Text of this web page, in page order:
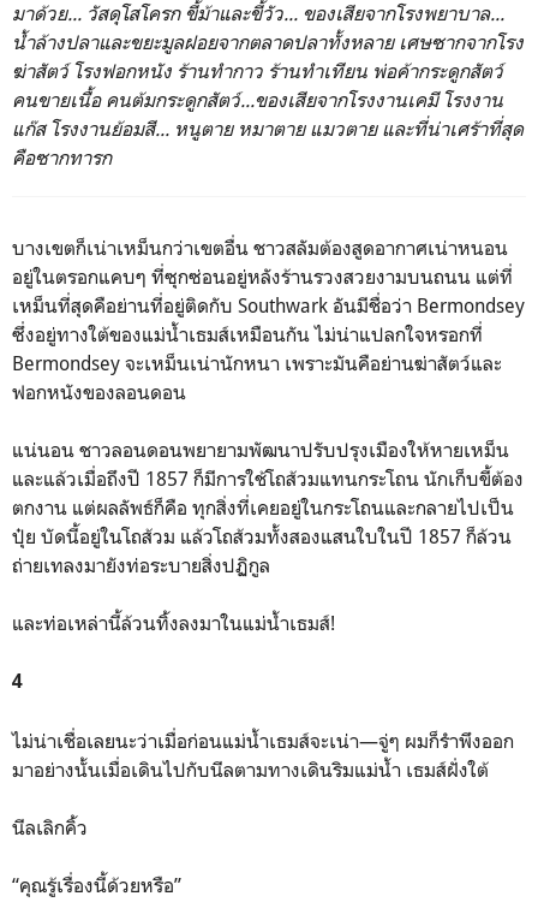
มาด้วย... วัสดุโสโครก ขี้ม้าและขี้วัว... ของเสียจากโรงพยาบาล...
น้ำล้างปลาและขยะมูลฝอยจากตลาดปลาทั้งหลาย เศษซากจากโรง
ฆ่าสัตว์ โรงฟอกหนัง ร้านทำกาว ร้านทำเทียน พ่อค้ากระดูกสัตว์
คนขายเนื้อ คนต้มกระดูกสัตว์...ของเสียจากโรงงานเคมี โรงงาน
แก๊ส โรงงานย้อมสี... หนูตาย หมาตาย แมวตาย และที่น่าเศร้าที่สุด
คือซากทารก
บางเขตก็เน่าเหม็นกว่าเขตอื่น ชาวสลัมต้องสูดอากาศเน่าหนอน
อยู่ในตรอกแคบๆ ที่ซุกซ่อนอยู่หลังร้านรวงสวยงามบนถนน แต่ที่
เหม็นที่สุดคือย่านที่อยู่ติดกับ Southwark อันมีชื่อว่า Bermondsey
ซึ่งอยู่ทางใต้ของแม่น้ำเธมส์เหมือนกัน ไม่น่าแปลกใจหรอกที่
Bermondsey จะเหม็นเน่านักหนา เพราะมันคือย่านฆ่าสัตว์และ
ฟอกหนังของลอนดอน
แน่นอน ชาวลอนดอนพยายามพัฒนาปรับปรุงเมืองให้หายเหม็น
และแล้วเมื่อถึงปี 1857 ก็มีการใช้โถส้วมแทนกระโถน นักเก็บขี้ต้อง
ตกงาน แต่ผลลัพธ์ก็คือ ทุกสิ่งที่เคยอยู่ในกระโถนและกลายไปเป็น
ปุ๋ย บัดนี้อยู่ในโถส้วม แล้วโถส้วมทั้งสองแสนใบในปี 1857 ก็ล้วน
ถ่ายเทลงมายังท่อระบายสิ่งปฏิกูล
และท่อเหล่านี้ล้วนทิ้งลงมาในแม่น้ำเธมส์!
4
ไม่น่าเชื่อเลยนะว่าเมื่อก่อนแม่น้ำเธมส์จะเน่า—จู่ๆ ผมก็รำพึงออก
มาอย่างนั้นเมื่อเดินไปกับนีลตามทางเดินริมแม่น้ำ เธมส์ฝั่งใต้
นีลเลิกคิ้ว
“คุณรู้เรื่องนี้ด้วยหรือ”